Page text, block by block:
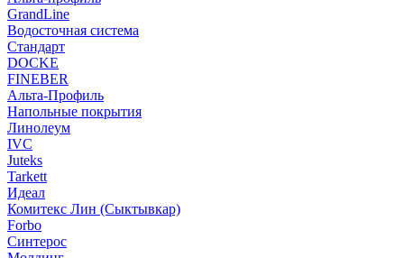
GrandLine
Водосточная система
Стандарт
DOCKE
FINEBER
Альта-Профиль
Напольные покрытия
Линолеум
IVC
Juteks
Tarkett
Идеал
Комитекс Лин (Сыктывкар)
Forbo
Синтерос